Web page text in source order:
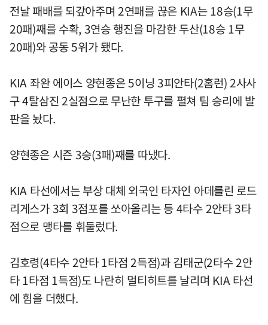
전날 패배를 되갚아주며 2연패를 끊은 KIA는 18승(1무
20패)째를 수확, 3연승 행진을 마감한 두산(18승 1무
20패)와 공동 5위가 됐다.
KIA 좌완 에이스 양현종은 5이닝 3피안타(2홈런) 2사사
구 4탈삼진 2실점으로 무난한 투구를 펼쳐 팀 승리에 발
판을 놨다.
양현종은 시즌 3승(3패)째를 따냈다.
KIA 타선에서는 부상 대체 외국인 타자인 아데를린 로드
리게스가 3회 3점포를 쏘아올리는 등 4타수 2안타 3타
점으로 맹타를 휘둘렀다.
김호령(4타수 2안타 1타점 2득점)과 김태군(2타수 2안
타 1타점 1득점)도 나란히 멀티히트를 날리며 KIA 타선
에 힘을 더했다.